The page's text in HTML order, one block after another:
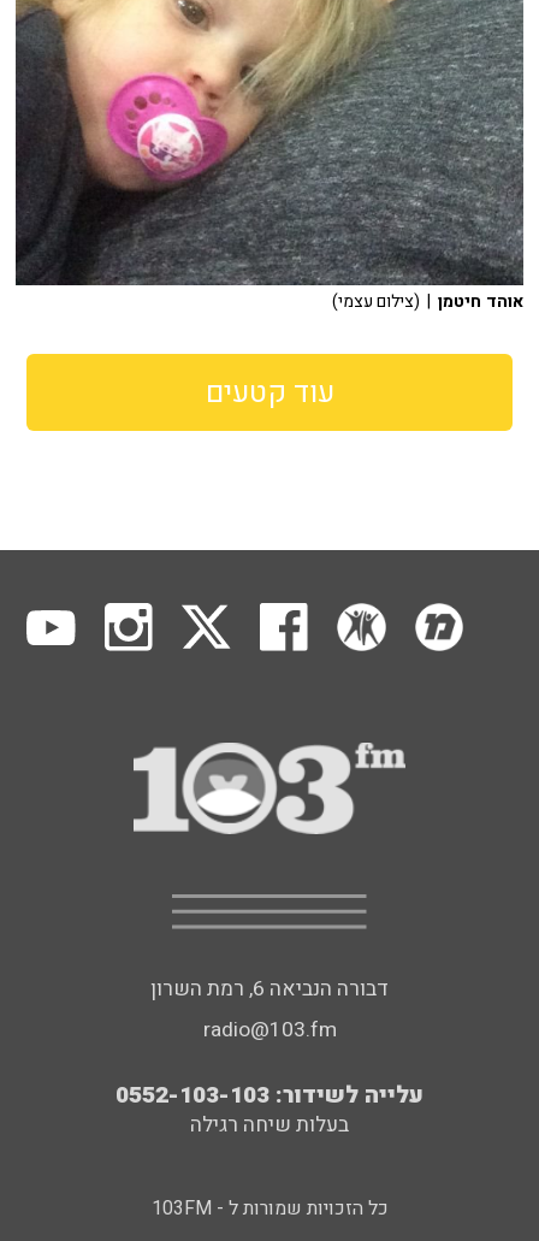
אוהד חיטמן | (צילום עצמי)
עוד קטעים
דבורה הנביאה 6, רמת השרון
radio@103.fm
עלייה לשידור: 0552-103-103
בעלות שיחה רגילה
כל הזכויות שמורות ל - 103FM